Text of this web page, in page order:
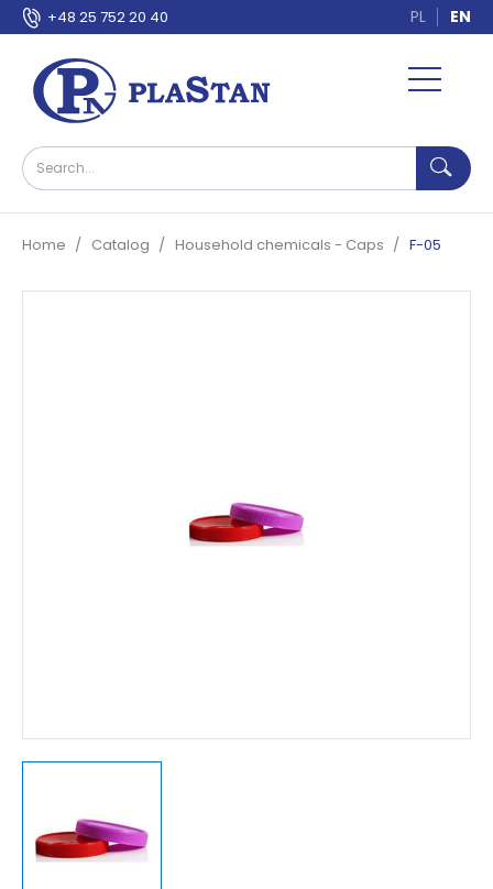
+48 25 752 20 40 PL EN
Home Catalog Household chemicals - Caps F-05